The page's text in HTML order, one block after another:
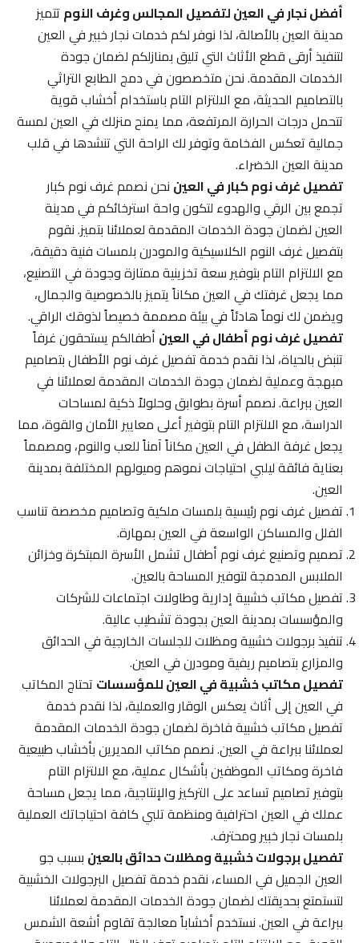
أفضل نجار في العين لتفصيل المجالس وغرف النومتتميز
مدينة العين بالأصالة، لذا نوفر لكم خدمات نجار خبير في العين
لتنفيذ أرقى قطع الأثاث التي تليق بمنازلكم لضمان جودة
الخدمات المقدمة. نحن متخصصون في دمج الطابع التراثي
بالتصاميم الحديثة، مع الالتزام التام باستخدام أخشاب قوية
تتحمل درجات الحرارة المرتفعة، مما يمنح منزلك في العين لمسة
جمالية تعكس الفخامة وتوفر لك الراحة التي تنشدها في قلب
مدينة العين الخضراء.
تفصيل غرف نوم كبار في العيننحن نصمم غرف نوم كبار
تجمع بين الرقي والهدوء لتكون واحة استرخائكم في مدينة
العين لضمان جودة الخدمات المقدمة لعملائنا بتميز. نقوم
بتفصيل غرف النوم الكلاسيكية والمودرن بلمسات فنية دقيقة،
مع الالتزام التام بتوفير سعة تخزينية ممتازة وجودة في التصنيع،
مما يجعل غرفتك في العين مكاناً يتميز بالخصوصية والجمال،
ويضمن لك نوماً هادئاً في بيئة مصممة خصيصاً لذوقك الراقي.
تفصيل غرف نوم أطفال في العينأطفالكم يستحقون غرفاً
تنبض بالحياة، لذا نقدم خدمة تفصيل غرف نوم الأطفال بتصاميم
مبهجة وعملية لضمان جودة الخدمات المقدمة لعملائنا في
العين ببراعة. نصمم أسرة بطوابق وحلولاً ذكية لمساحات
الدراسة، مع الالتزام التام بتوفير أعلى معايير الأمان والقوة، مما
يجعل غرفة الطفل في العين مكاناً آمناً للعب والنوم، ومصمماً
بعناية فائقة ليلبي احتياجات نموهم وميولهم المختلفة بمدينة
العين.
تفصيل غرف نوم رئيسية بلمسات ملكية وتصاميم مخصصة تناسب
الفلل والمساكن الواسعة في العين بمهارة.
تصميم وتصنيع غرف نوم أطفال تشمل الأسرة المبتكرة وخزائن
الملابس المدمجة لتوفير المساحة بالعين.
تفصيل مكاتب خشبية إدارية وطاولات اجتماعات للشركات
والمؤسسات بمدينة العين بجودة تشطيب عالية.
تنفيذ برجولات خشبية ومظلات للجلسات الخارجية في الحدائق
والمزارع بتصاميم ريفية ومودرن في العين.
تفصيل مكاتب خشبية في العين للمؤسساتتحتاج المكاتب
في العين إلى أثاث يعكس الوقار والعملية، لذا نقدم خدمة
تفصيل مكاتب خشبية فاخرة لضمان جودة الخدمات المقدمة
لعملائنا ببراعة في العين. نصمم مكاتب المديرين بأخشاب طبيعية
فاخرة ومكاتب الموظفين بأشكال عملية، مع الالتزام التام
بتوفير تصاميم تساعد على التركيز والإنتاجية، مما يجعل مساحة
عملك في العين احترافية ومنظمة تلبي كافة احتياجاتك العملية
بلمسات نجار خبير ومحترف.
تفصيل برجولات خشبية ومظلات حدائق بالعينبسبب جو
العين الجميل في المساء، نقدم خدمة تفصيل البرجولات الخشبية
لتستمتع بحديقتك لضمان جودة الخدمات المقدمة لعملائنا
ببراعة في العين. نستخدم أخشاباً معالجة تقاوم أشعة الشمس